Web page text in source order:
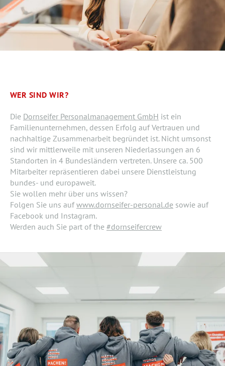
WER SIND WIR?
Die Dornseifer Personalmanagement GmbH ist ein
Familienunternehmen, dessen Erfolg auf Vertrauen und
nachhaltige Zusammenarbeit begründet ist. Nicht umsonst
sind wir mittlerweile mit unseren Niederlassungen an 6
Standorten in 4 Bundesländern vertreten. Unsere ca. 500
Mitarbeiter repräsentieren dabei unsere Dienstleistung
bundes- und europaweit.
Sie wollen mehr über uns wissen?
Folgen Sie uns aufwww.dornseifer-personal.de sowie auf
Facebook und Instagram.
Werden auch Sie part of the #dornseifercrew